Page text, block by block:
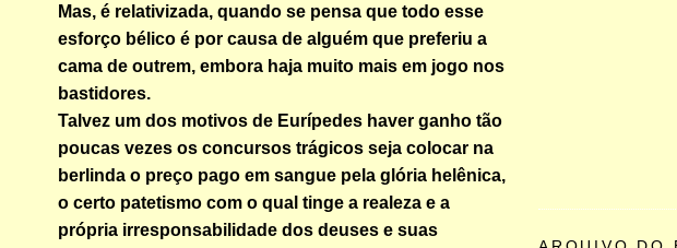
Mas, é relativizada, quando se pensa que todo esse
esforço bélico é por causa de alguém que preferiu a
cama de outrem, embora haja muito mais em jogo nos
bastidores.
Talvez um dos motivos de Eurípedes haver ganho tão
poucas vezes os concursos trágicos seja colocar na
berlinda o preço pago em sangue pela glória helênica,
o certo patetismo com o qual tinge a realeza e a
própria irresponsabilidade dos deuses e suas